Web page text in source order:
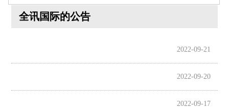
全讯国际的公告
2022-09-21
2022-09-20
2022-09-17